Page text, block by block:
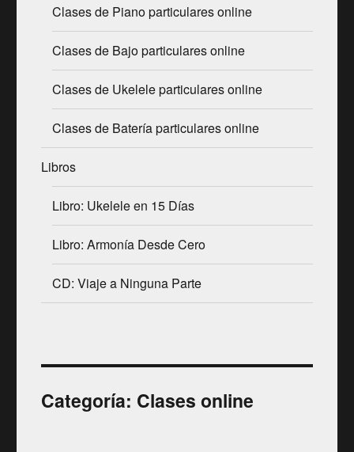
Clases de Piano particulares online
Clases de Bajo particulares online
Clases de Ukelele particulares online
Clases de Batería particulares online
Libros
Libro: Ukelele en 15 Días
Libro: Armonía Desde Cero
CD: Viaje a Ninguna Parte
Categoría: Clases online